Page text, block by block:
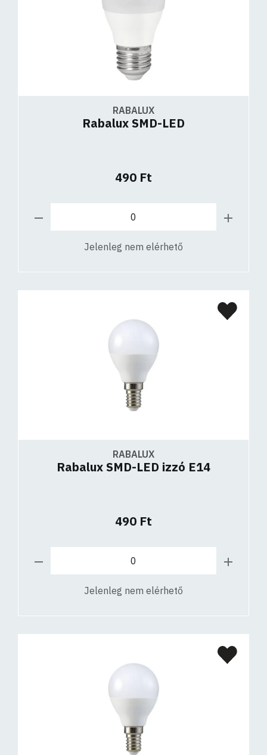
RABALUX
Rabalux SMD-LED
490 Ft
Jelenleg nem elérhető
RABALUX
Rabalux SMD-LED izzó E14
490 Ft
Jelenleg nem elérhető